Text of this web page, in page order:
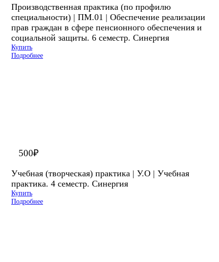
Производственная практика (по профилю
специальности) | ПМ.01 | Обеспечение реализации
прав граждан в сфере пенсионного обеспечения и
социальной защиты. 6 семестр. Синергия
Купить
Подробнее
500₽
Учебная (творческая) практика | У.О | Учебная
практика. 4 семестр. Синергия
Купить
Подробнее